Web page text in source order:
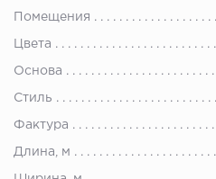
Помещения
Цвета
Основа
Стиль
Фактура
Длина, м